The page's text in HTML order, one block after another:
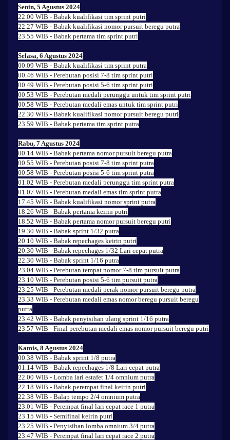
Senin, 5 Agustus 2024
22.00 WIB - Babak kualifikasi tim sprint putri
22.27 WIB - Babak kualifikasi nomor pursuit beregu putra
23.55 WIB - Babak pertama tim sprint putri
Selasa, 6 Agustus 2024
00.09 WIB - Babak kualifikasi tim sprint putra
00.46 WIB - Perebutan posisi 7-8 tim sprint putri
00.49 WIB - Perebutan posisi 5-6 tim sprint putri
00.53 WIB - Perebutan medali perunggu untuk tim sprint putri
00.58 WIB - Perebutan medali emas untuk tim sprint putri
22.30 WIB - Babak kualifikasi nomor pursuit beregu putri
23.59 WIB - Babak pertama tim sprint putra
Rabu, 7 Agustus 2024
00.14 WIB - Babak pertama nomor pursuit beregu putra
00.55 WIB - Perebutan posisi 7-8 tim sprint putra
00.58 WIB - Perebutan posisi 5-6 tim sprint putra
01.02 WIB - Perebutan medali perunggu tim sprint putra
01.07 WIB - Perebutan medali emas tim sprint putra
17.45 WIB - Babak kualifikasi nomor sprint putra
18.26 WIB - Babak pertama keirin putri
18.52 WIB - Babak pertama nomor pursuit beregu putri
19.30 WIB - Babak sprint 1/32 putra
20.10 WIB - Babak repechages keirin putri
20.30 WIB - Babak repechages 1/32 Lari cepat putra
22.30 WIB - Babak sprint 1/16 putra
23.04 WIB - Perebutan tempat nomor 7-8 tim pursuit putra
23.10 WIB - Perebutan posisi 5-6 tim pursuit putra
23.25 WIB - Perebutan medali perak nomor pursuit beregu putra
23.33 WIB - Perebutan medali emas nomor beregu pursuit beregu
putra
23.42 WIB - Babak penyisihan ulang sprint 1/16 putra
23.57 WIB - Final perebutan medali emas nomor pursuit beregu putri
Kamis, 8 Agustus 2024
00.38 WIB - Babak sprint 1/8 putra
01.14 WIB - Babak repechages 1/8 Lari cepat putra
22.00 WIB - Lomba lari estafet 1/4 omnium putra
22.18 WIB - Babak perempat final keirin putri
22.38 WIB - Balap tempo 2/4 omnium putra
23.01 WIB - Perempat final lari cepat race 1 putra
23.15 WIB - Semifinal keirin putri
23.25 WIB - Penyisihan lomba omnium 3/4 putra
23.47 WIB - Perempat final lari cepat race 2 putra